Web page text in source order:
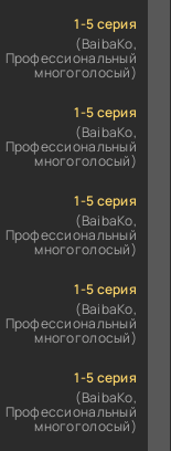
1-5 серия
(BaibaKo,
Профессиональный
многоголосый)
1-5 серия
(BaibaKo,
Профессиональный
многоголосый)
1-5 серия
(BaibaKo,
Профессиональный
многоголосый)
1-5 серия
(BaibaKo,
Профессиональный
многоголосый)
1-5 серия
(BaibaKo,
Профессиональный
многоголосый)